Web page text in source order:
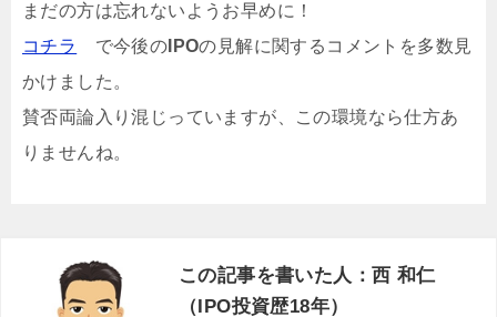
まだの方は忘れないようお早めに！
コチラ
で今後の IPOの見解に関するコメントを多数見
かけました。
賛否両論入り混じっていますが、この環境なら仕方あ
りませんね。
この記事を書いた人：西 和仁
（IPO投資歴18年）